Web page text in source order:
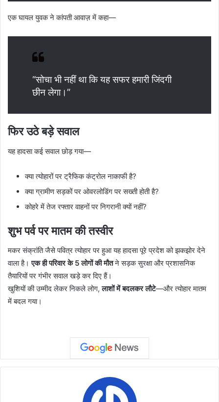
एक घायल युवक ने कांपती आवाज़ में कहा—
“सोचा भी नहीं था कि यह सफर हमारी जिंदगी
छीन लेगा।”
फिर उठे बड़े सवाल
यह हादसा कई सवाल छोड़ गया—
क्या त्योहारों पर ट्रैफिक कंट्रोल नाकाफी है?
क्या ग्रामीण सड़कों पर ओवरलोडिंग पर सख्ती होती है?
कोहरे में तेज रफ्तार वाहनों पर निगरानी क्यों नहीं?
शुभ पर्व पर मातम की तस्वीर
मकर संक्रांति जैसे पवित्र त्योहार पर हुआ यह हादसा पूरे प्रदेश को झकझोर देने
वाला है।एक ही परिवार के 5 लोगों की मौतने सड़क सुरक्षा और प्रशासनिक
तैयारियों पर गंभीर सवाल खड़े कर दिए हैं।
खुशियों की उम्मीद लेकर निकले लोग,लाशों में बदलकर लौटे—और त्योहार मातम
में बदल गया।